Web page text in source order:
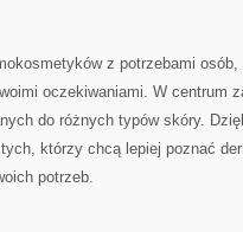
z potrzebami
oczekiwaniami. W centrum
do różnych typów skóry.
którzy chcą lepiej poznać
potrzeb.